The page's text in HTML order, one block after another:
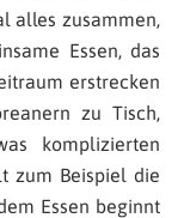
alles zusammen,
Essen, das
erstrecken
zu Tisch,
komplizierten
zum Beispiel die
Essen beginnt